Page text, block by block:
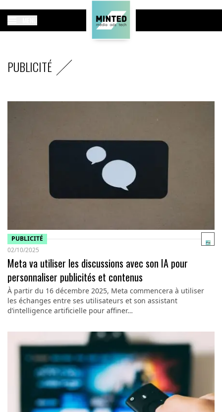
PUBLICITÉ
PUBLICITÉ
02/10/2025
Meta va utiliser les discussions avec son IA pour
personnaliser publicités et contenus
À partir du 16 décembre 2025, Meta commencera à utiliser
les échanges entre ses utilisateurs et son assistant
d’intelligence artificielle pour affiner…